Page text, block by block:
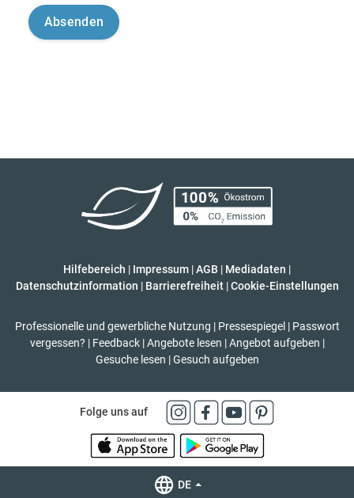
Hilfebereich | Impressum |AGB | Mediadaten |
Datenschutzinformation | Barrierefreiheit | Cookie-Einstellungen
Professionelle und gewerbliche Nutzung | Pressespiegel | Passwort
vergessen? | Feedback | Angebote lesen | Angebot aufgeben |
Gesuche lesen | Gesuch aufgeben
Folge uns auf
DE